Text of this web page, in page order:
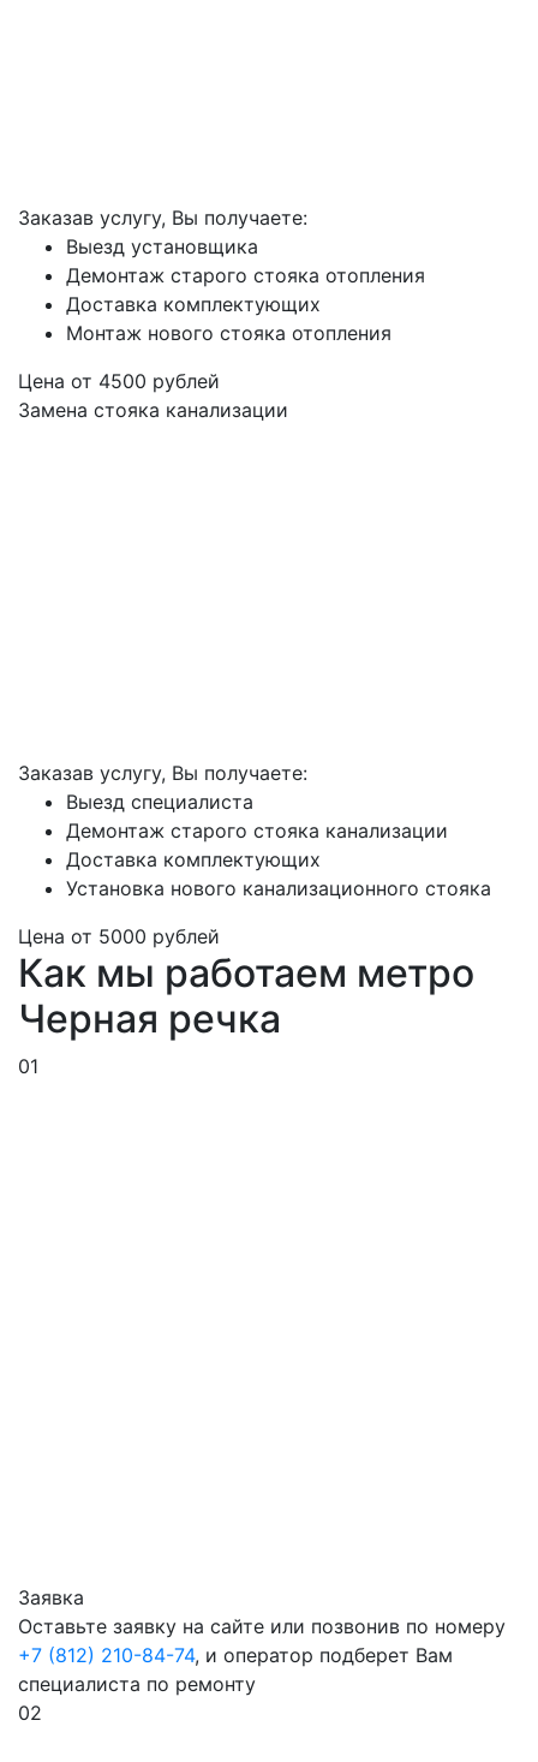
Заказав услугу, Вы получаете:
Выезд установщика
Демонтаж старого стояка отопления
Доставка комплектующих
Монтаж нового стояка отопления
Цена от 4500 рублей
Замена стояка канализации
Заказав услугу, Вы получаете:
Выезд специалиста
Демонтаж старого стояка канализации
Доставка комплектующих
Установка нового канализационного стояка
Цена от 5000 рублей
Как мы работаем метро
Черная речка
01
Заявка
Оставьте заявку на сайте или позвонив по номеру
+7 (812) 210-84-74, и оператор подберет Вам
специалиста по ремонту
02